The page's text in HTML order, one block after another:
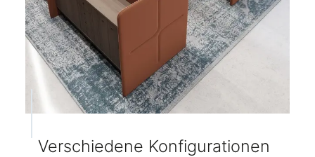
Verschiedene Konfigurationen